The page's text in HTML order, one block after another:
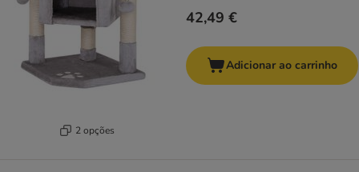
2 opções
42,49 €
Adicionar ao carrinho